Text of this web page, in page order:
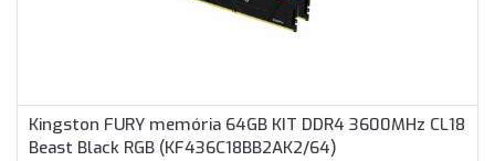
Kingston FURY memória 64GB KIT DDR4 3600MHz CL18
Beast Black RGB (KF436C18BB2AK2/64)